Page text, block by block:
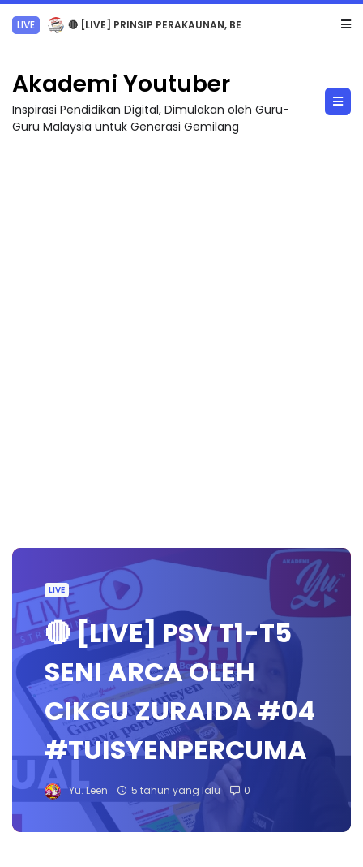
TRANSFORMASI DIGITAL GURU SIRI 7 : PAHLAWAN DIGITAL PENYELAMAT DUNIA
Akademi Youtuber
Inspirasi Pendidikan Digital, Dimulakan oleh Guru-
Guru Malaysia untuk Generasi Gemilang
LIVE
🔴 [LIVE] PSV T1-T5
SENI ARCA OLEH
CIKGU ZURAIDA #04
#TUISYENPERCUMA
Yu. Leen 5 tahun yang lalu 0